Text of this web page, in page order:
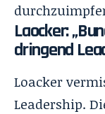
Laocker:
dringend
Loacker
Leadership.